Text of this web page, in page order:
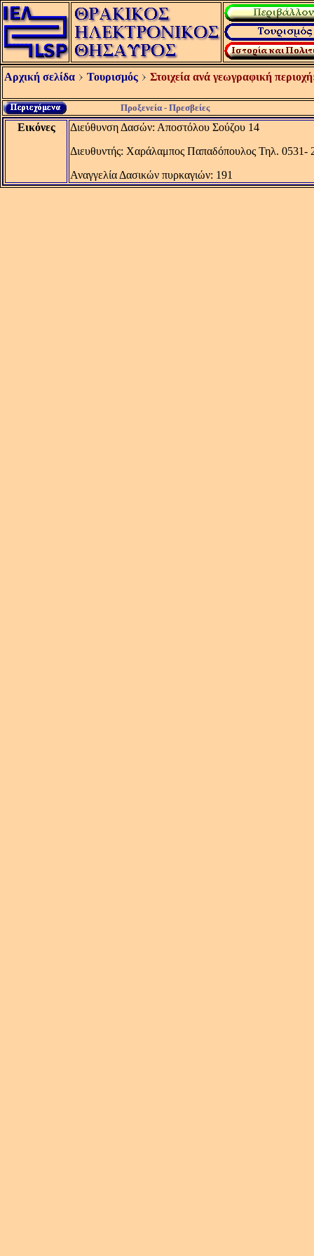
Αρχική σελίδα Τουρισμός Στοιχεία ανά γεωγραφική
Προξενεία - Πρεσβείες
Εικόνες
Διεύθυνση Δασών: Αποστόλου Σούζου 14
Διευθυντής: Χαράλαμπος Παπαδόπουλος Τηλ. 0531-
Αναγγελία Δασικών πυρκαγιών: 191